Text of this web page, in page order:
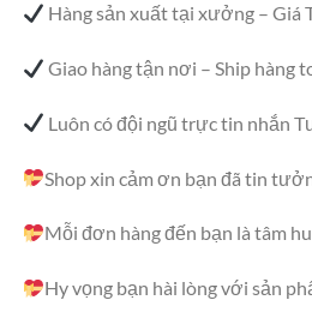
Hàng sản xuất tại xưởng – Giá
Giao hàng tận nơi – Ship hàng
Luôn có đội ngũ trực tin nhắn
Shop xin cảm ơn bạn đã tin
Mỗi đơn hàng đến bạn là tâm
Hy vọng bạn hài lòng với sản